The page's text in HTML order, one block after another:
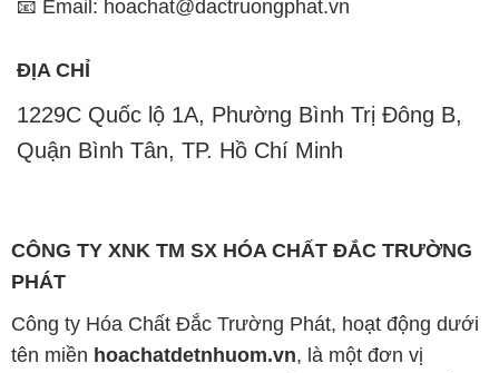
Quận Bình Tân, TP. Hồ Chí Minh
CÔNG TY XNK TM SX HÓA CHẤT ĐẮC TRƯỜNG
PHÁT
chuyên kinh doanh và phân phối các loại hóa chất
công nghiệp đa dạng, nhằm đáp ứng nhu cầu sử
dụng của khách hàng một cách tốt nhất.
Chúng tôi cam kết mang đến sự hài lòng và đáp ứng